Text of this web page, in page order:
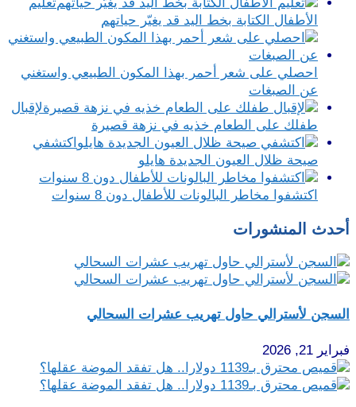
الأطفال الكتابة بخط اليد قد يغيّر حياتهم
احصلي على شعر أحمر بهذا المكون الطبيعي واستغني
عن الصبغات
لإقبال
طفلك على الطعام خذيه في نزهة قصيرة
اكتشفي
صيحة ظلال العيون الجديدة هايلو
اكتشفوا مخاطر البالونات للأطفال دون 8 سنوات
أحدث المنشورات
السجن لأسترالي حاول تهريب عشرات السحالي
فبراير 21, 2026